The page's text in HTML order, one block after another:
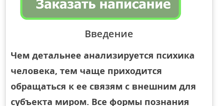
Введение
Чем детальнее анализируется психика
человека, тем чаще приходится
обращаться к ее связям с внешним для
субъекта миром. Все формы познания